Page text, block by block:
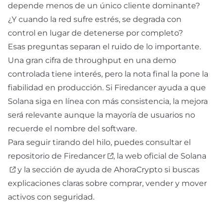
depende menos de un único cliente dominante?
¿Y cuando la red sufre estrés, se degrada con
control en lugar de detenerse por completo?
Esas preguntas separan el ruido de lo importante.
Una gran cifra de throughput en una demo
controlada tiene interés, pero la nota final la pone la
fiabilidad en producción. Si Firedancer ayuda a que
Solana siga en línea con más consistencia, la mejora
será relevante aunque la mayoría de usuarios no
recuerde el nombre del software.
Para seguir tirando del hilo, puedes consultar el
repositorio de Firedancer
, la web oficial de Solana
y la sección de ayuda de AhoraCrypto si buscas
explicaciones claras sobre comprar, vender y mover
activos con seguridad.